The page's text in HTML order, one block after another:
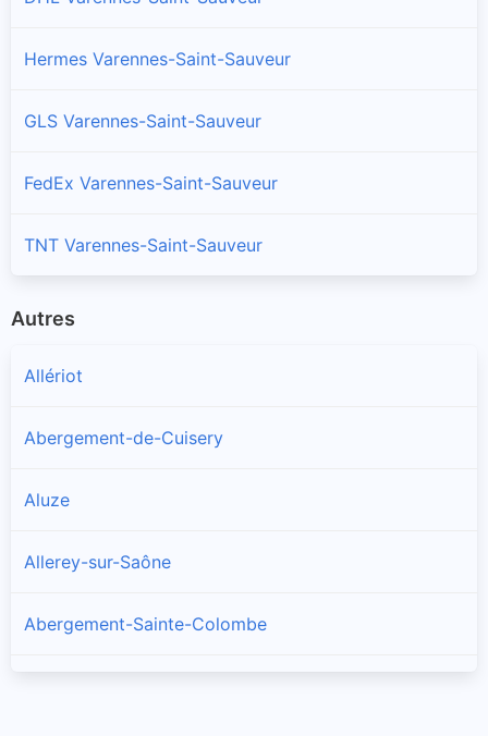
Hermes Varennes-Saint-Sauveur
GLS Varennes-Saint-Sauveur
FedEx Varennes-Saint-Sauveur
TNT Varennes-Saint-Sauveur
Autres
Allériot
Abergement-de-Cuisery
Aluze
Allerey-sur-Saône
Abergement-Sainte-Colombe